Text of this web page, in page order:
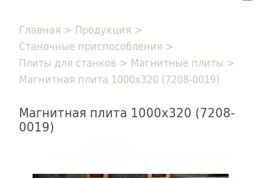
Главная > Продукция >
Станочные приспособления >
Плиты для станков > Магнитные плиты >
Магнитная плита 1000х320 (7208-0019)
Магнитная плита 1000х320 (7208-
0019)